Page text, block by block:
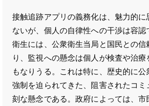
接触追跡アプリの義務化は、魅力的に
ないが、個人の自律性への干渉は容
衛生には、公衆衛生当局と国民との信
り、監視への懸念は個人が検査や治療
もなりうる。これは特に、歴史的に
強制を迫られてきた、阻害されたコミ
刻な懸念である。政府によっては、市